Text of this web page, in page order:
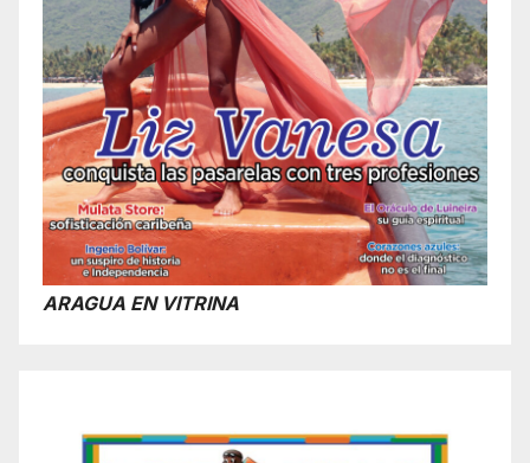
ARAGUA EN VITRINA